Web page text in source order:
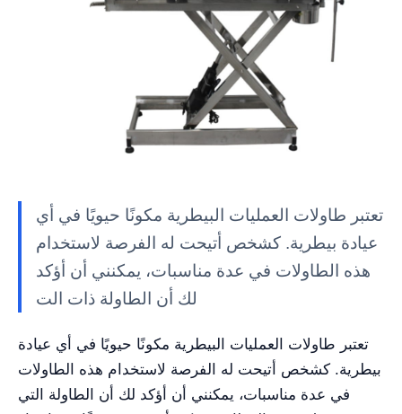
تعتبر طاولات العمليات البيطرية مكونًا حيويًا في أي
عيادة بيطرية. كشخص أتيحت له الفرصة لاستخدام
هذه الطاولات في عدة مناسبات، يمكنني أن أؤكد
لك أن الطاولة ذات الت
تعتبر طاولات العمليات البيطرية مكونًا حيويًا في أي عيادة
بيطرية. كشخص أتيحت له الفرصة لاستخدام هذه الطاولات
في عدة مناسبات، يمكنني أن أؤكد لك أن الطاولة التي